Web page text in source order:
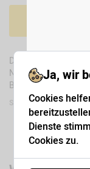
Das Mikrofaser Pad
Nukleatoren kann als
Bildschirmputztuch
SKU MAWG0275
Ja, wir
Cookies
Dienste
Cookies zu.